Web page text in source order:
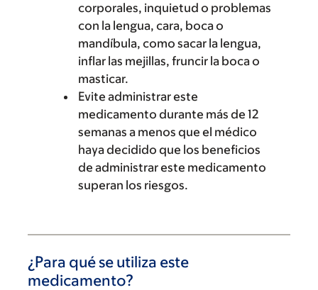
corporales, inquietud o problemas
con la lengua, cara, boca o
mandíbula, como sacar la lengua,
inflar las mejillas, fruncir la boca o
masticar.
Evite administrar este
medicamento durante más de 12
semanas a menos que el médico
haya decidido que los beneficios
de administrar este medicamento
superan los riesgos.
¿Para qué se utiliza este
medicamento?